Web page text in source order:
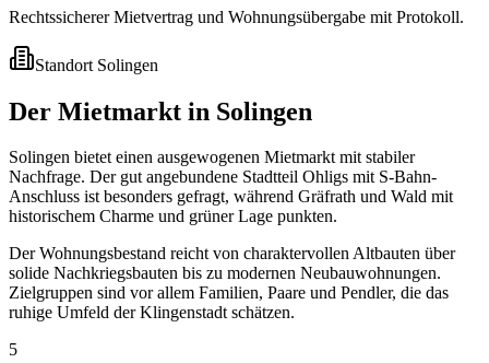
Rechtssicherer Mietvertrag und Wohnungsübergabe mit Protokoll.
Standort Solingen
Der Mietmarkt in Solingen
Solingen bietet einen ausgewogenen Mietmarkt mit stabiler
Nachfrage. Der gut angebundene Stadtteil Ohligs mit S-Bahn-
Anschluss ist besonders gefragt, während Gräfrath und Wald mit
historischem Charme und grüner Lage punkten.
Der Wohnungsbestand reicht von charaktervollen Altbauten über
solide Nachkriegsbauten bis zu modernen Neubauwohnungen.
Zielgruppen sind vor allem Familien, Paare und Pendler, die das
ruhige Umfeld der Klingenstadt schätzen.
5